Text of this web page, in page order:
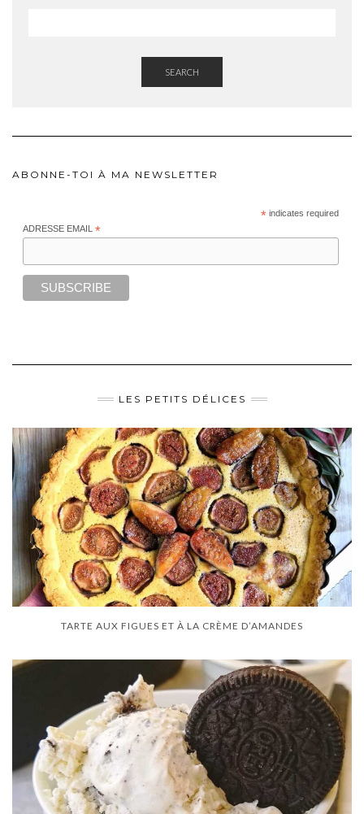
SEARCH
ABONNE-TOI À MA NEWSLETTER
*indicates required
ADRESSE EMAIL *
LES PETITS DÉLICES
TARTE AUX FIGUES ET À LA CRÈME D’AMANDES